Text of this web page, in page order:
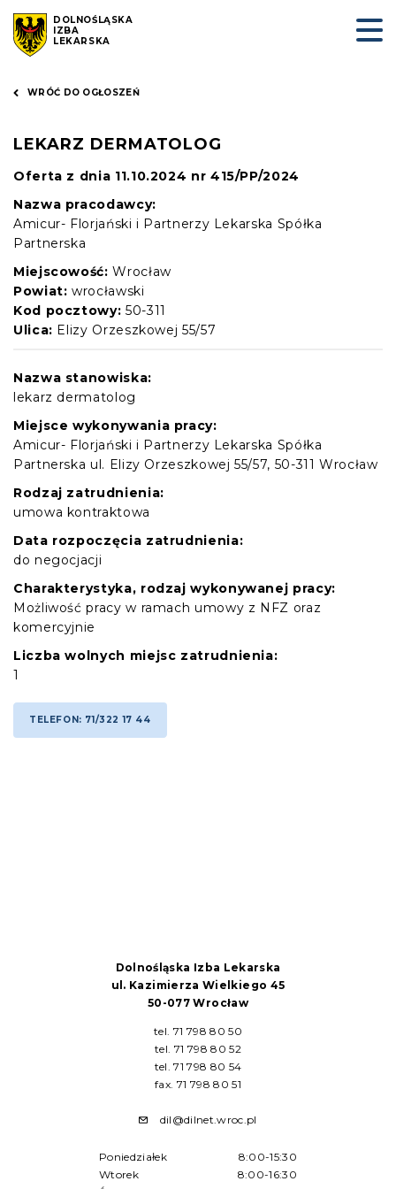
DOLNOŚLĄSKA
IZBA
LEKARSKA
WRÓĆ DO OGŁOSZEŃ
LEKARZ DERMATOLOG
Oferta z dnia 11.10.2024 nr 415/PP/2024
Nazwa pracodawcy:
Amicur- Florjański i Partnerzy Lekarska Spółka
Partnerska
Miejscowość: Wrocław
Powiat: wrocławski
Kod pocztowy: 50-311
Ulica: Elizy Orzeszkowej 55/57
Nazwa stanowiska:
lekarz dermatolog
Miejsce wykonywania pracy:
Amicur- Florjański i Partnerzy Lekarska Spółka
Partnerska ul. Elizy Orzeszkowej 55/57, 50-311 Wrocław
Rodzaj zatrudnienia:
umowa kontraktowa
Data rozpoczęcia zatrudnienia:
do negocjacji
Charakterystyka, rodzaj wykonywanej pracy:
Możliwość pracy w ramach umowy z NFZ oraz
komercyjnie
Liczba wolnych miejsc zatrudnienia:
1
TELEFON: 71/322 17 44
Dolnośląska Izba Lekarska
ul. Kazimierza Wielkiego 45
50-077 Wrocław
tel. 71 798 80 50
tel. 71 798 80 52
tel. 71 798 80 54
fax. 71 798 80 51
dil@dilnet.wroc.pl
Poniedziałek
8:00-15:30
Wtorek
8:00-16:30